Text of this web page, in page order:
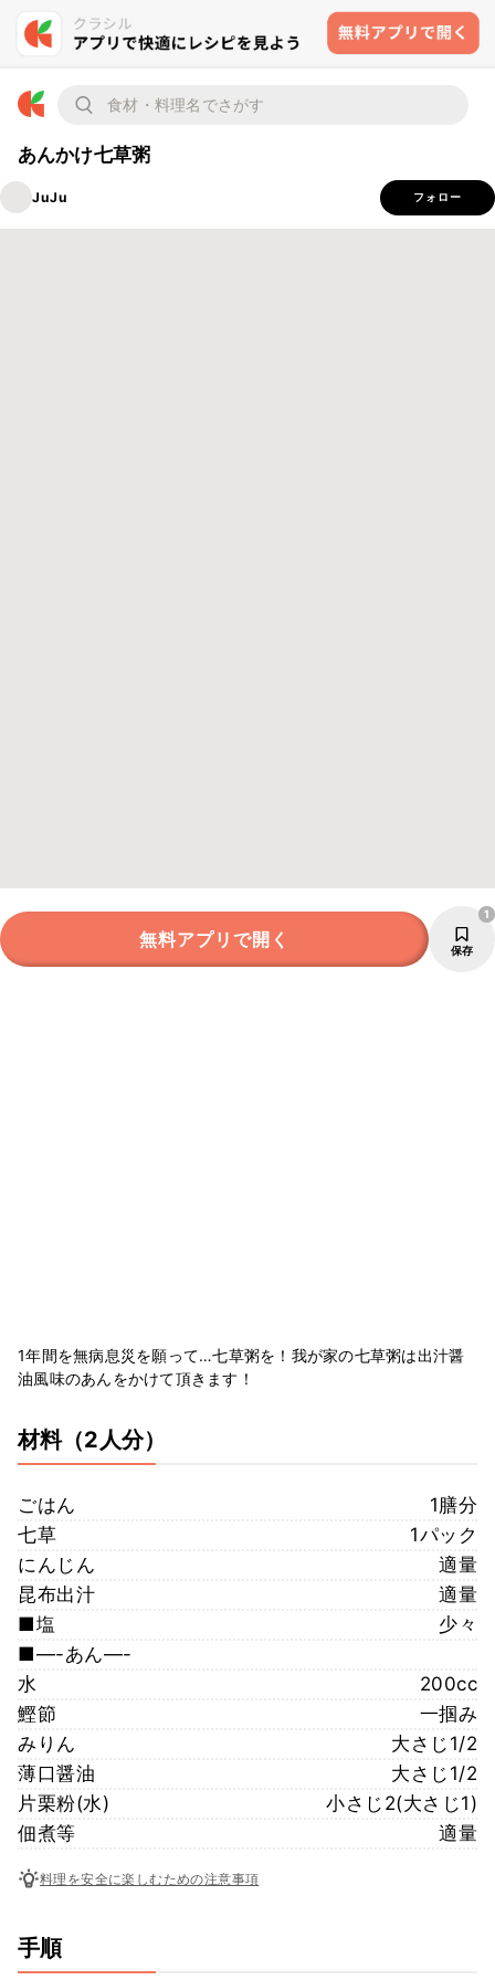
あんかけ七草粥
JuJu フォロー
無料アプリで開く 保存
1
1年間を無病息災を願って…七草粥を！我が家の七草粥は出汁醤
油風味のあんをかけて頂きます！
材料（2人分）
ごはん
1膳分
七草
1パック
にんじん
適量
昆布出汁
適量
■塩
少々
■—-あん—-
水
200cc
鰹節
一掴み
みりん
大さじ1/2
薄口醤油
大さじ1/2
片栗粉(水)
小さじ2(大さじ1)
佃煮等
適量
料理を安全に楽しむための注意事項
手順